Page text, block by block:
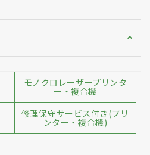
モノクロレーザープリンタ
ー・複合機
修理保守サービス付き(プリ
ンター・複合機)